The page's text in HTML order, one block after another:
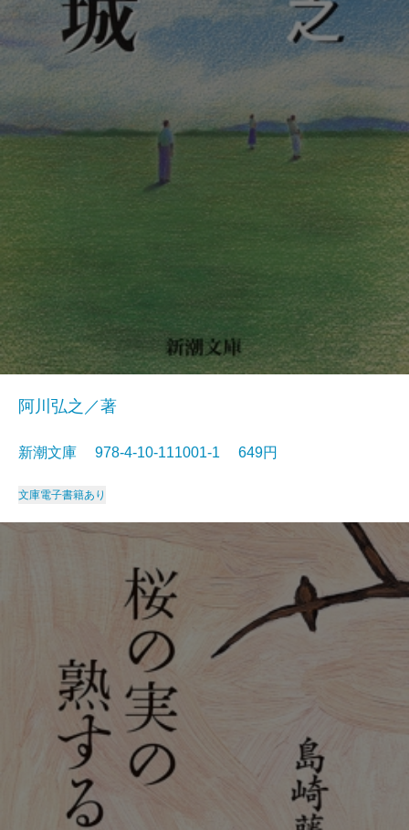
阿川弘之／著
新潮文庫 978-4-10-111001-1 649円
文庫電子書籍あり